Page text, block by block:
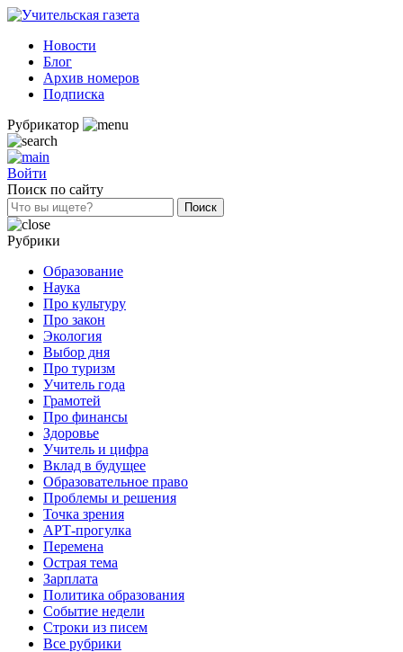
Новости
Блог
Архив номеров
Подписка
Рубрикатор
Войти
Поиск по сайту
Рубрики
Образование
Наука
Про культуру
Про закон
Экология
Выбор дня
Про туризм
Учитель года
Грамотей
Про финансы
Здоровье
Учитель и цифра
Вклад в будущее
Образовательное право
Проблемы и решения
Точка зрения
АРТ-прогулка
Перемена
Острая тема
Зарплата
Политика образования
Событие недели
Строки из писем
Все рубрики